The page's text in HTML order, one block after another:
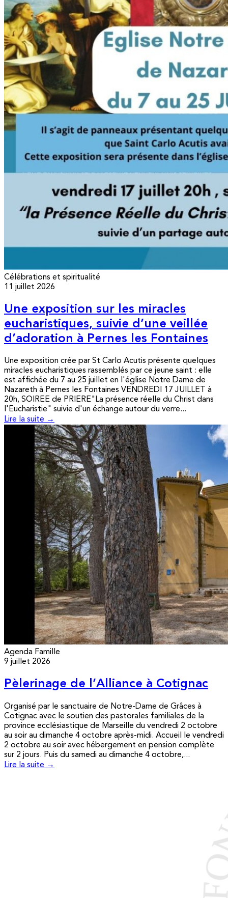
Célébrations et spiritualité
11 juillet 2026
Une exposition sur les miracles
eucharistiques, suivie d’une veillée
d’adoration à Pernes les Fontaines
Une exposition crée par St Carlo Acutis présente quelques
miracles eucharistiques rassemblés par ce jeune saint : elle
est affichée du 7 au 25 juillet en l'église Notre Dame de
Nazareth à Pernes les Fontaines VENDREDI 17 JUILLET à
20h, SOIREE de PRIERE"La présence réelle du Christ dans
l'Eucharistie" suivie d'un échange autour du verre...
Lire la suite →
Agenda Famille
9 juillet 2026
Pèlerinage de l’Alliance à Cotignac
Organisé par le sanctuaire de Notre-Dame de Grâces à
Cotignac avec le soutien des pastorales familiales de la
province ecclésiastique de Marseille du vendredi 2 octobre
au soir au dimanche 4 octobre après-midi. Accueil le vendredi
2 octobre au soir avec hébergement en pension complète
sur 2 jours. Puis du samedi au dimanche 4 octobre,...
Lire la suite →